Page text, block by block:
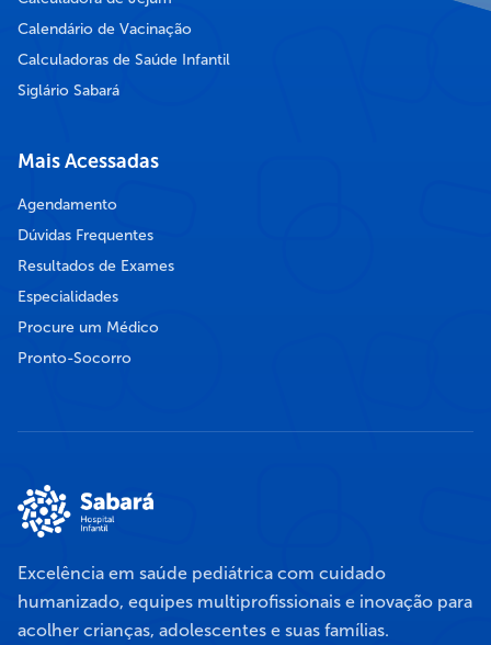
Calendário de Vacinação
Calculadoras de Saúde Infantil
Siglário Sabará
Mais Acessadas
Agendamento
Dúvidas Frequentes
Resultados de Exames
Especialidades
Procure um Médico
Pronto-Socorro
Excelência em saúde pediátrica com cuidado
humanizado, equipes multiprofissionais e inovação para
acolher crianças, adolescentes e suas famílias.